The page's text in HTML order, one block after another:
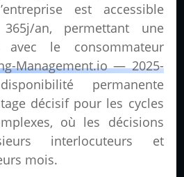
est accessible
an, permettant une
avec le consommateur
Management.io — 2025-
permanente
décisif pour les cycles
où les décisions
interlocuteurs et
mois.